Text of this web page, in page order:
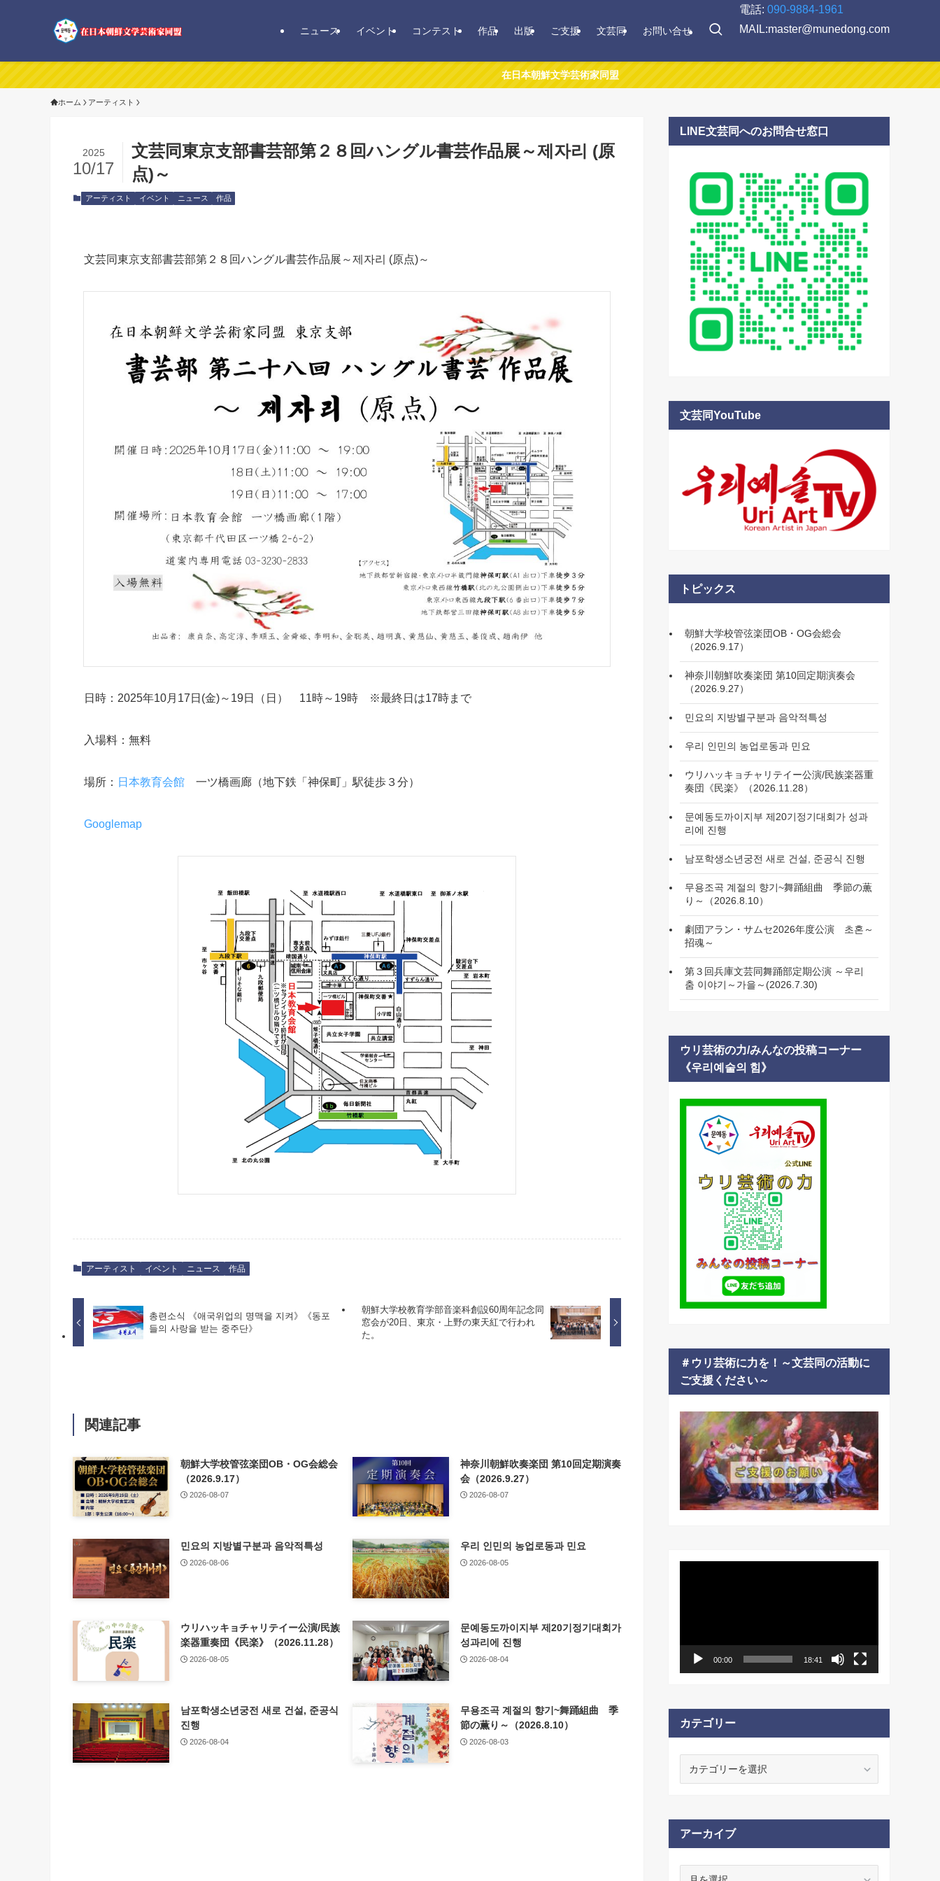
ニュース イベント コンテスト 作品 出版 ご支援 文芸同 お問い合せ
電話: 090-9884-1961
MAIL:master@munedong.com
在日本朝鮮文学芸術家同盟
ホーム アーティスト
文芸同東京支部書芸部第２８回ハングル書芸作品展～제자리 (原
点)～
2025
10/17
アーティスト イベント ニュース 作品
文芸同東京支部書芸部第２８回ハングル書芸作品展～제자리 (原点)～
日時：2025年10月17日(金)～19日（日） 11時～19時 ※最終日は17時まで
入場料：無料
場所： 日本教育会館 一ツ橋画廊（地下鉄「神保町」駅徒歩３分）
Googlemap
アーティスト イベント ニュース 作品
총련소식 《애국위업의 명맥을 지켜》《동포
들의 사랑을 받는 중주단》
朝鮮大学校教育学部音楽科創設60周年記念同
窓会が20日、東京・上野の東天紅で行われ
た。
関連記事
朝鮮大学校管弦楽団OB・OG会総会
（2026.9.17）
2026-08-07
神奈川朝鮮吹奏楽団 第10回定期演奏
会（2026.9.27）
2026-08-07
민요의 지방별구분과 음악적특성
2026-08-06
우리 인민의 농업로동과 민요
2026-08-05
ウリハッキョチャリテイー公演/民族
楽器重奏団《民楽》（2026.11.28）
2026-08-05
문예동도까이지부 제20기정기대회가
성과리에 진행
2026-08-04
남포학생소년궁전 새로 건설, 준공식
진행
2026-08-04
무용조곡 계절의 향기~舞踊組曲 季
節の薫り～（2026.8.10）
2026-08-03
LINE文芸同へのお問合せ窓口
文芸同YouTube
トピックス
朝鮮大学校管弦楽団OB・OG会総会
（2026.9.17）
神奈川朝鮮吹奏楽団 第10回定期演奏会
（2026.9.27）
민요의 지방별구분과 음악적특성
우리 인민의 농업로동과 민요
ウリハッキョチャリテイー公演/民族楽器重
奏団《民楽》（2026.11.28）
문예동도까이지부 제20기정기대회가 성과
리에 진행
남포학생소년궁전 새로 건설, 준공식 진행
무용조곡 계절의 향기~舞踊組曲 季節の薫
り～（2026.8.10）
劇団アラン・サムセ2026年度公演 초혼～
招魂～
第３回兵庫文芸同舞踊部定期公演 ～우리
춤 이야기～가을～(2026.7.30)
ウリ芸術の力/みんなの投稿コーナー
《우리예술의 힘》
＃ウリ芸術に力を！～文芸同の活動に
ご支援ください～
ヤ
00:00 18:41
カテゴリー
ー
アーカイブ